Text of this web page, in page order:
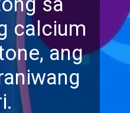
calcium
ang
niwang